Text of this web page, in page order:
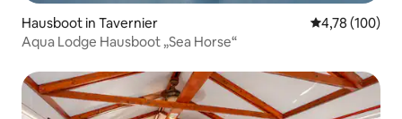
Hausboot in Tavernier
4,78 (100)
Aqua Lodge Hausboot „Sea Horse“